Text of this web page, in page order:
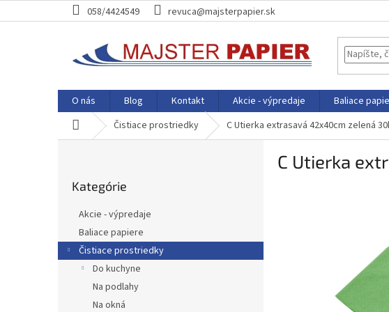
na
058/4424549 revuca@majsterpapier.sk
O nás Blog Kontakt Akcie - výpredaje Baliace
DomovČistiace prostriedky C Utierka extrasavá 42x40cm zelená
a
kategórie
Kategórie
Akcie - výpredaje
Baliace papiere
Čistiace prostriedky
Do kuchyne
Na podlahy
Na okná
C Utierka